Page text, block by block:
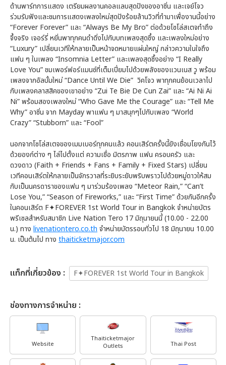
ด้านพาร์ทการแสดง เตรียมผลงานคอลแลบสุดปังของอาซิ่น และเจย์โจว
ร่วมรับฟังและชมการแสดงเพลงใหม่สุดปังร้อยล้านวิวที่ทำมาเพื่องานนี้อย่าง
“Forever Forever” และ “Always Be My Bro” ต่อด้วยโซโล่สเตจทำถึง
จึ้งจริง เจอร์รี่ หยั่นพาทุกคนดำดิ่งไปกับบทเพลงสุดซึ้ง และเพลงใหม่อย่าง
“Luxury” เปลี่ยนเวทีให้กลายเป็นหน้าจดหมายแผ่นใหญ่ กล่าวความในใจถึง
แฟน ๆ ในเพลง “Insomnia Letter” และเพลงสุดซึ้งอย่าง “I Really
Love You” ชมเพอร์ฟอร์แมนซ์ที่เต็มเปี่ยมไปด้วยพลังของแวนเนส วู พร้อม
เพลงจากอัลบั้มใหม่ “Dance Until We Die” วิคโจว พาทุกคนย้อนเวลาไป
กับเพลงคลาสสิคของเขาอย่าง “Zui Te Bie De Cun Zai” และ “Ai Ni Ai
Ni” พร้อมสองเพลงใหม่ “Who Gave Me the Courage” และ “Tell Me
Why” อาซิ่น จาก Mayday พาแฟน ๆ มาสนุกๆไปกับเพลง “World
Crazy” “Stubborn” และ “Fool”
นอกจากโซโล่สเตจของเมมเบอร์ทุกคนแล้ว คอนเสิร์ตครั้งนี้ยังเชื่อมโยงกันไว้
ด้วยองก์ต่าง ๆ ไล่ไปตั้งแต่ ความเชื่อ มิตรภาพ แฟน ครอบครัว และ
ดวงดาว (Faith + Friends + Fans + Family + Fixed Stars) เปลี่ยน
เวทีคอนเสิร์ตให้กลายเป็นจักรวาลที่ระยิบระยับพริบพราวไปด้วยหมู่ดาวให้สม
กับเป็นนครดาราของแฟน ๆ มาร่วมร้องเพลง “Meteor Rain,” “Can’t
Lose You,” “Season of Fireworks,” และ “First Time” ด้วยกันอีกครั้ง
ในคอนเสิร์ต F✦FOREVER 1st World Tour in Bangkok จำหน่ายบัตร
พรีเซลสำหรับสมาชิก Live Nation Tero 17 มิถุนายนนี้ (10.00 - 22.00
น.) ทาง livenationtero.co.th จำหน่ายบัตรรอบทั่วไป 18 มิถุนายน 10.00
น. เป็นต้นไป ทาง thaiticketmajor.com
เเท็กที่เกี่ยวข้อง : F✦FOREVER 1st World Tour in Bangkok
ช่องทางการจำหน่าย :
Website
Thaiticketmajor
Outlets
Thai Post